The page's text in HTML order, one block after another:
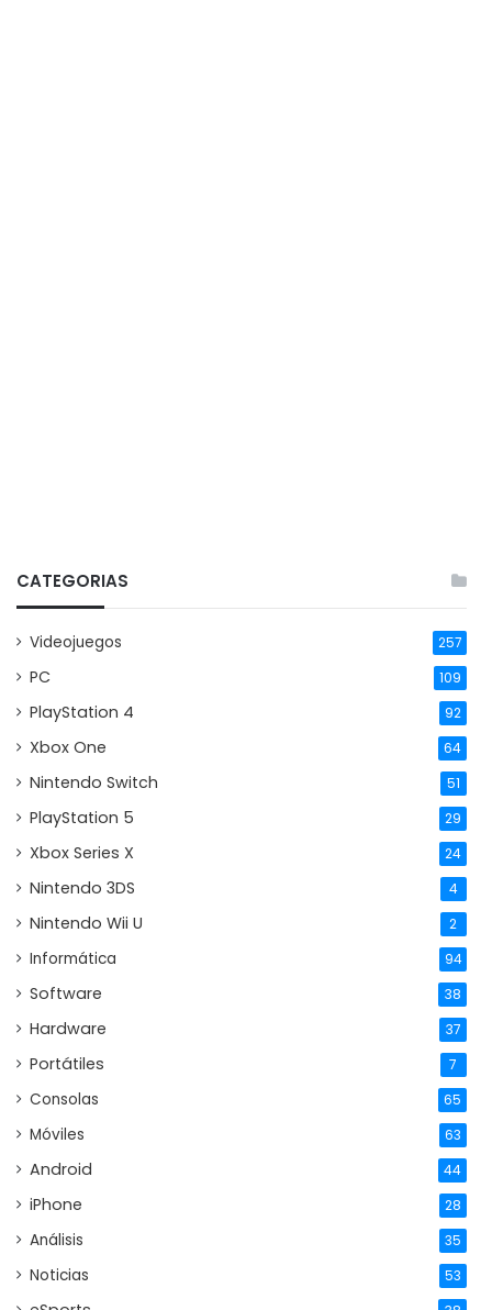
CATEGORIAS
Videojuegos 257
PC 109
PlayStation 4 92
Xbox One 64
Nintendo Switch 51
PlayStation 5 29
Xbox Series X 24
Nintendo 3DS 4
Nintendo Wii U 2
Informática 94
Software 38
Hardware 37
Portátiles 7
Consolas 65
Móviles 63
Android 44
iPhone 28
Análisis 35
Noticias 53